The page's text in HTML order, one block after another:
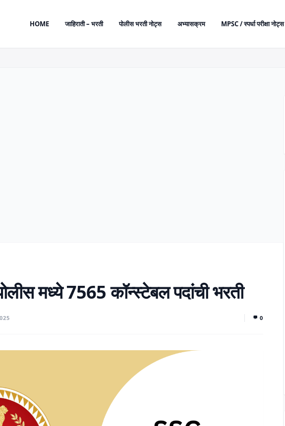
HOME जाहिराती – भरती पोलीस भरती नोट्स अभ्यासक्रम MPSC / स्पर्धा परीक्षा नोट्स
मध्ये 7565 कॉन्स्टेबल पदांची भरती
0